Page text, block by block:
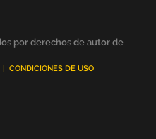
por derechos de autor de
| CONDICIONES DE USO